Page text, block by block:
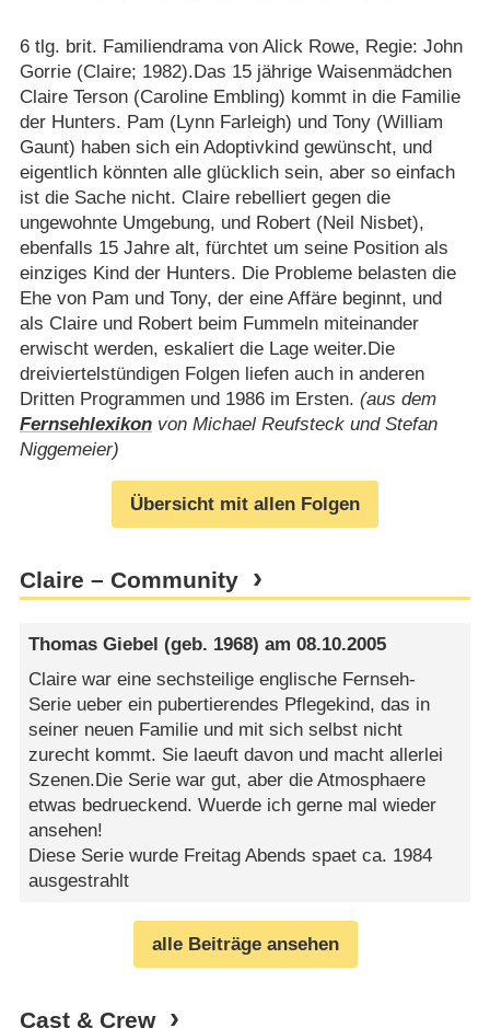
6 tlg. brit. Familiendrama von Alick Rowe, Regie: John
Gorrie (Claire; 1982).Das 15 jährige Waisenmädchen
Claire Terson (Caroline Embling) kommt in die Familie
der Hunters. Pam (Lynn Farleigh) und Tony (William
Gaunt) haben sich ein Adoptivkind gewünscht, und
eigentlich könnten alle glücklich sein, aber so einfach
ist die Sache nicht. Claire rebelliert gegen die
ungewohnte Umgebung, und Robert (Neil Nisbet),
ebenfalls 15 Jahre alt, fürchtet um seine Position als
einziges Kind der Hunters. Die Probleme belasten die
Ehe von Pam und Tony, der eine Affäre beginnt, und
als Claire und Robert beim Fummeln miteinander
erwischt werden, eskaliert die Lage weiter.Die
dreiviertelstündigen Folgen liefen auch in anderen
Dritten Programmen und 1986 im Ersten. (aus dem
Fernsehlexikonvon Michael Reufsteck und Stefan
Niggemeier)
Übersicht mit allen Folgen
Claire – Community
Thomas Giebel (geb. 1968) am08.10.2005
Claire war eine sechsteilige englische Fernseh-
Serie ueber ein pubertierendes Pflegekind, das in
seiner neuen Familie und mit sich selbst nicht
zurecht kommt. Sie laeuft davon und macht allerlei
Szenen.Die Serie war gut, aber die Atmosphaere
etwas bedrueckend. Wuerde ich gerne mal wieder
ansehen!
Diese Serie wurde Freitag Abends spaet ca. 1984
ausgestrahlt
alle Beiträge ansehen
Cast & Crew